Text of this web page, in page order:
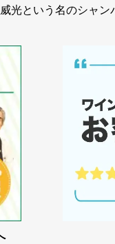
光という名のシャン